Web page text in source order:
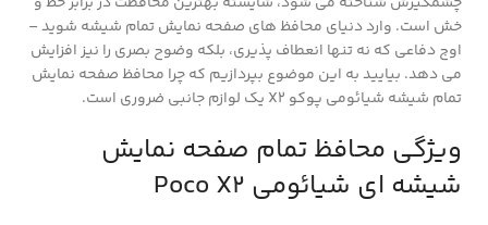
خش است. وارد دنیای محافظ های صفحه نمایش تمام شیشه شوید –
اوج دفاعی که نه تنها انعطاف پذیری، بلکه وضوح بصری را نیز افزایش
می دهد. بیایید به این موضوع بپردازیم که چرا محافظ صفحه نمایش
تمام شیشه شیائومی پوکو X2 یک لوازم جانبی ضروری است.
ویژگی محافظ تمام صفحه نمایش
شیشه ای شیائومی Poco X2